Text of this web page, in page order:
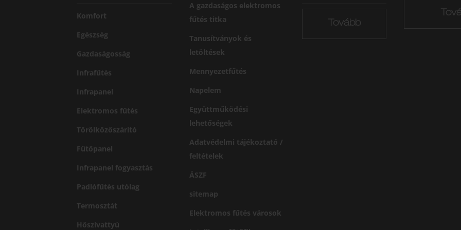
Komfort
Egészség
Gazdaságosság
Infrafűtés
Infrapanel
Elektromos fűtés
Törölközőszárító
Fűtőpanel
Infrapanel fogyasztás
Padlófűtés utólag
Termosztát
Hőszivattyú
A gazdaságos elektromos
fűtés titka
Tanusítványok és
letöltések
Mennyezetfűtés
Napelem
Együttműködési
lehetőségek
Adatvédelmi tájékoztató /
feltételek
ÁSZF
sitemap
Elektromos fűtés városok
Tovább